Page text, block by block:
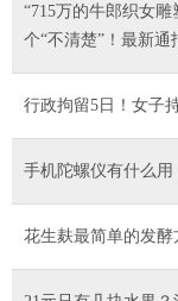
“715万的牛郎织女雕
个“不清楚”！最新通
行政拘留5日！女子
手机陀螺仪有什么用
花生麸最简单的发酵